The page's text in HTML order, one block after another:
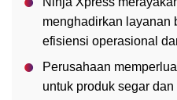
menghadirkan layanan
efisiensi operasional
Perusahaan
untuk produk segar